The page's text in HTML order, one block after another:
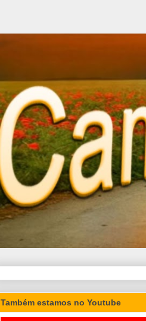
Também estamos no Youtube